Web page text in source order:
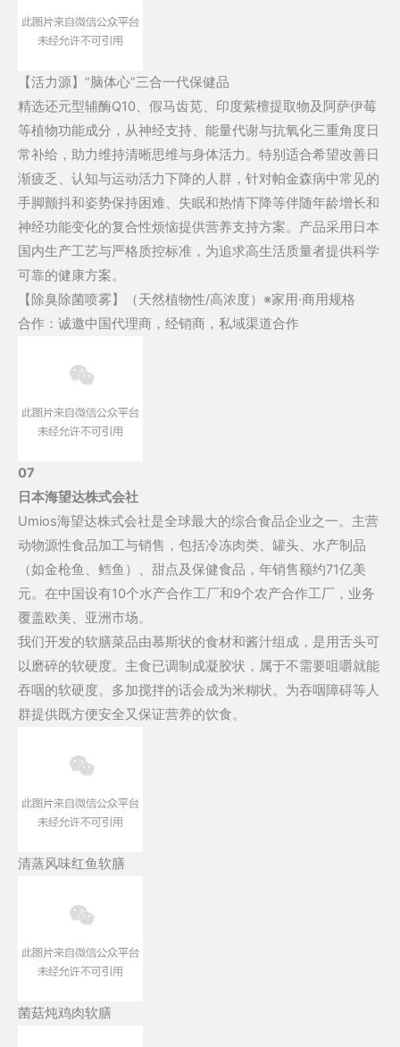
【活力源】“脑体心”三合一代保健品
精选还元型辅酶Q10、假马齿苋、印度紫檀提取物及阿萨伊莓
等植物功能成分，从神经支持、能量代谢与抗氧化三重角度日
常补给，助力维持清晰思维与身体活力。特别适合希望改善日
渐疲乏、认知与运动活力下降的人群，针对帕金森病中常见的
手脚颤抖和姿势保持困难、失眠和热情下降等伴随年龄增长和
神经功能变化的复合性烦恼提供营养支持方案。产品采用日本
国内生产工艺与严格质控标准，为追求高生活质量者提供科学
可靠的健康方案。
【除臭除菌喷雾】（天然植物性/高浓度）※家用·商用规格
合作：诚邀中国代理商，经销商，私域渠道合作
07
日本海望达株式会社
Umios海望达株式会社是全球最大的综合食品企业之一。主营
动物源性食品加工与销售，包括冷冻肉类、罐头、水产制品
（如金枪鱼、鳕鱼）、甜点及保健食品，年销售额约71亿美
元。‌‌‌‌‌在中国设有10个水产合作工厂和9个农产合作工厂，业务
覆盖欧美、亚洲市场。
我们开发的软膳菜品由慕斯状的食材和酱汁组成，是用舌头可
以磨碎的软硬度。主食已调制成凝胶状，属于不需要咀嚼就能
吞咽的软硬度。多加搅拌的话会成为米糊状。为吞咽障碍等人
群提供既方便安全又保证营养的饮食。
清蒸风味红鱼软膳
菌菇炖鸡肉软膳